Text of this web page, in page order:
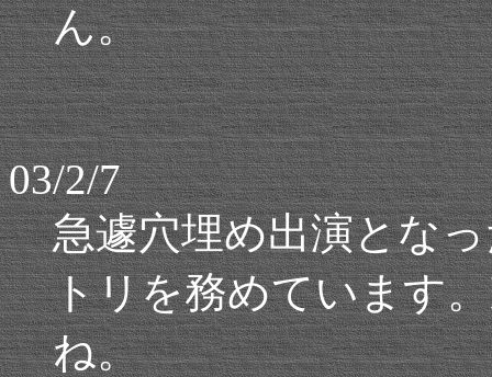
ん。
03/2/7
急遽穴埋め出演とな
トリを務めています
ね。